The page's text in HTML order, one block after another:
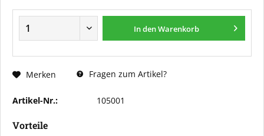
In denWarenkorb
Merken Fragen zum Artikel?
Artikel-Nr.: 105001
Vorteile